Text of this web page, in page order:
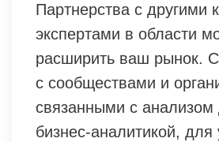
Партнерства с другими
экспертами в области
расширить ваш рынок.
с сообществами и
связанными с анализом
бизнес-аналитикой, для